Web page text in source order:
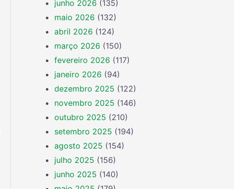
junho 2026 (135)
maio 2026 (132)
abril 2026 (124)
março 2026 (150)
fevereiro 2026 (117)
janeiro 2026 (94)
dezembro 2025 (122)
novembro 2025 (146)
outubro 2025 (210)
setembro 2025 (194)
agosto 2025 (154)
julho 2025 (156)
junho 2025 (140)